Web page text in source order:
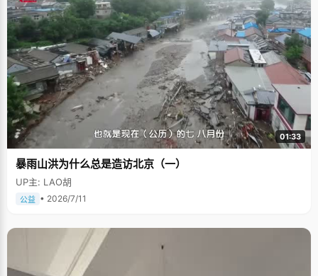
01:33
暴雨山洪为什么总是造访北京（一）
UP主: LAO胡
公益 • 2026/7/11